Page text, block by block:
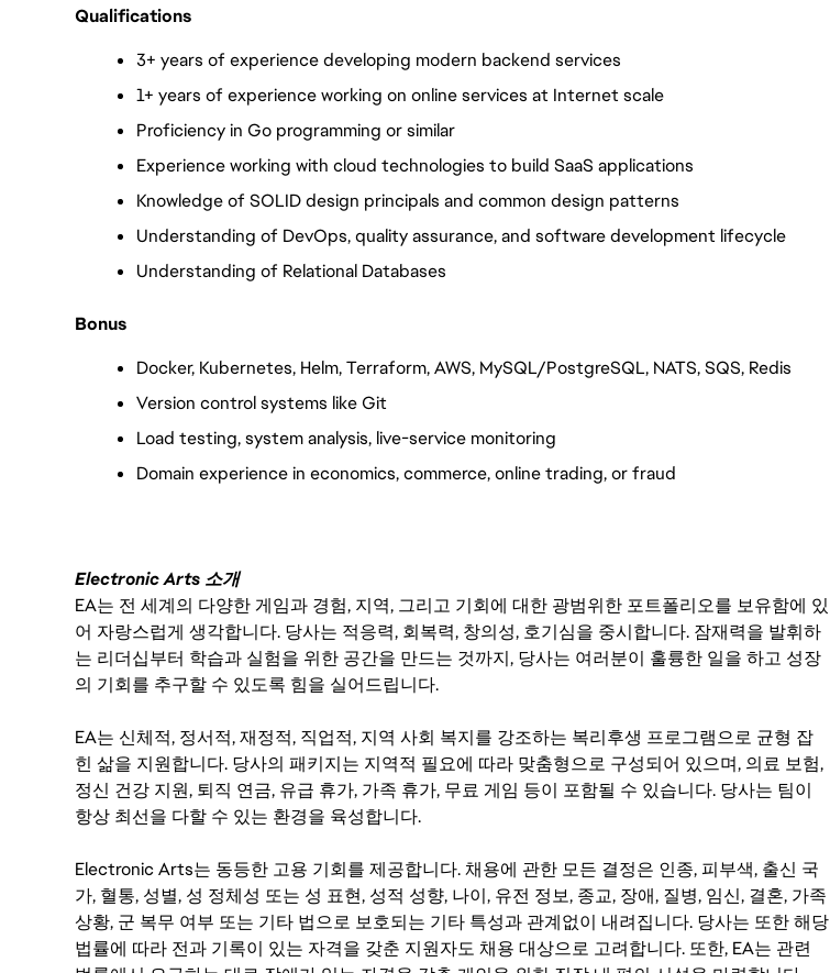
Qualifications
3+ years of experience developing modern backend services
1+ years of experience working on online services at Internet scale
Proficiency in Go programming or similar
Experience working with cloud technologies to build SaaS applications
Knowledge of SOLID design principals and common design patterns
Understanding of DevOps, quality assurance, and software development lifecycle
Understanding of Relational Databases
Bonus
Docker, Kubernetes, Helm, Terraform, AWS, MySQL/PostgreSQL, NATS, SQS, Redis
Version control systems like Git
Load testing, system analysis, live-service monitoring
Domain experience in economics, commerce, online trading, or fraud
Electronic Arts 소개
EA는 전 세계의 다양한 게임과 경험, 지역, 그리고 기회에 대한 광범위한 포트폴리오를 보유함에 있
어 자랑스럽게 생각합니다. 당사는 적응력, 회복력, 창의성, 호기심을 중시합니다. 잠재력을 발휘하
는 리더십부터 학습과 실험을 위한 공간을 만드는 것까지, 당사는 여러분이 훌륭한 일을 하고 성장
의 기회를 추구할 수 있도록 힘을 실어드립니다.
EA는 신체적, 정서적, 재정적, 직업적, 지역 사회 복지를 강조하는 복리후생 프로그램으로 균형 잡
힌 삶을 지원합니다. 당사의 패키지는 지역적 필요에 따라 맞춤형으로 구성되어 있으며, 의료 보험,
정신 건강 지원, 퇴직 연금, 유급 휴가, 가족 휴가, 무료 게임 등이 포함될 수 있습니다. 당사는 팀이
항상 최선을 다할 수 있는 환경을 육성합니다.
Electronic Arts는 동등한 고용 기회를 제공합니다. 채용에 관한 모든 결정은 인종, 피부색, 출신 국
가, 혈통, 성별, 성 정체성 또는 성 표현, 성적 성향, 나이, 유전 정보, 종교, 장애, 질병, 임신, 결혼, 가족
상황, 군 복무 여부 또는 기타 법으로 보호되는 기타 특성과 관계없이 내려집니다. 당사는 또한 해당
법률에 따라 전과 기록이 있는 자격을 갖춘 지원자도 채용 대상으로 고려합니다. 또한, EA는 관련